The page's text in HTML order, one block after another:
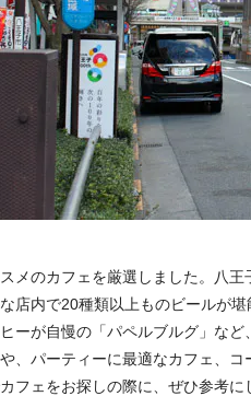
メのカフェを厳選しました。八
店内で20種類以上ものビールが
ーが自慢の「パペルブルグ」な
、パーティーに最適なカフェ、
フェをお探しの際に、ぜひ参考に